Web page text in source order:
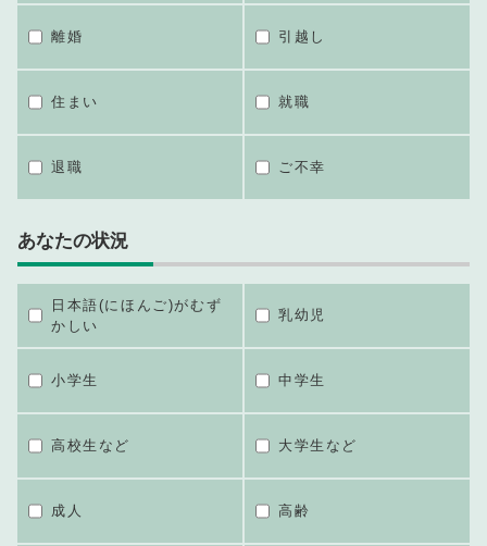
離婚 引越し
住まい 就職
退職 ご不幸
あなたの状況
日本語(にほんご)がむず
かしい
乳幼児
小学生 中学生
高校生など 大学生など
成人 高齢